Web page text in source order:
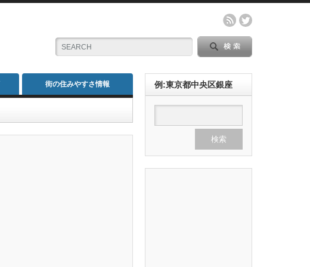
街の住みやすさ情報 例:東京都中央区銀座